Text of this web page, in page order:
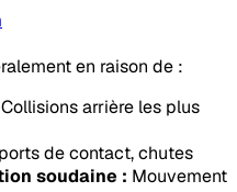
en raison de :
Collisions arrière les plus
de contact, chutes
soudaine : Mouvement